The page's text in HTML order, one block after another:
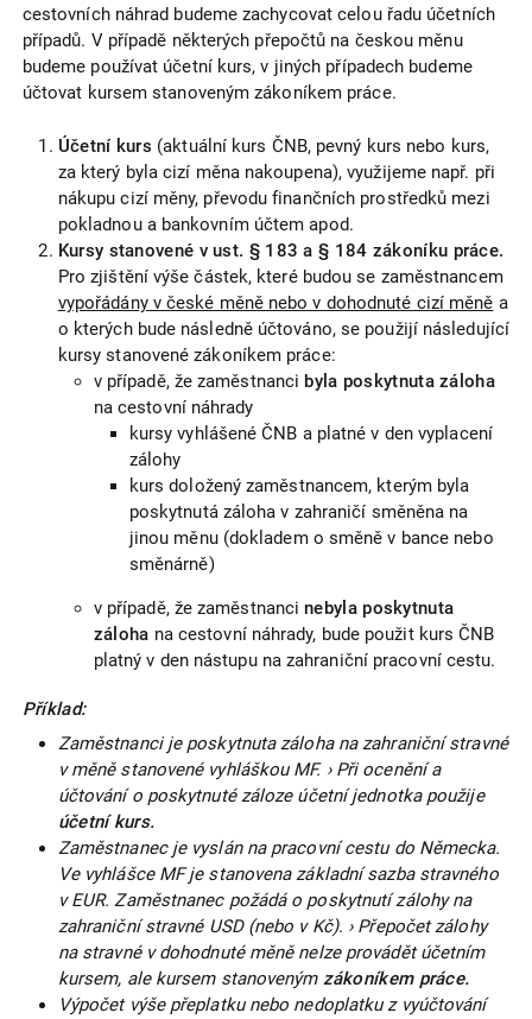
cestovních náhrad budeme zachycovat celou řadu účetních
případů. V případě některých přepočtů na českou měnu
budeme používat účetní kurs, v jiných případech budeme
účtovat kursem stanoveným zákoníkem práce.
Účetní kurs (aktuální kurs ČNB, pevný kurs nebo kurs,
za který byla cizí měna nakoupena), využijeme např. při
nákupu cizí měny, převodu finančních prostředků mezi
pokladnou a bankovním účtem apod.
Kursy stanovené v ust. § 183 a § 184 zákoníku práce.
Pro zjištění výše částek, které budou se zaměstnancem
vypořádány v české měně nebo v dohodnuté cizí měně a
o kterých bude následně účtováno, se použijí následující
kursy stanovené zákoníkem práce:
v případě, že zaměstnanci byla poskytnuta záloha
na cestovní náhrady
kursy vyhlášené ČNB a platné v den vyplacení
zálohy
kurs doložený zaměstnancem, kterým byla
poskytnutá záloha v zahraničí směněna na
jinou měnu (dokladem o směně v bance nebo
směnárně)
v případě, že zaměstnancinebyla poskytnuta
záloha na cestovní náhrady, bude použit kurs ČNB
platný v den nástupu na zahraniční pracovní cestu.
Příklad:
Zaměstnanci je poskytnuta záloha na zahraniční stravné
v měně stanovené vyhláškou MF. › Při ocenění a
účtování o poskytnuté záloze účetní jednotka použije
účetní kurs.
Zaměstnanec je vyslán na pracovní cestu do Německa.
Ve vyhlášce MF je stanovena základní sazba stravného
v EUR. Zaměstnanec požádá o poskytnutí zálohy na
zahraniční stravné USD (nebo v Kč). › Přepočet zálohy
na stravné v dohodnuté měně nelze provádět účetním
kursem, ale kursem stanoveným zákoníkem práce.
Výpočet výše přeplatku nebo nedoplatku z vyúčtování